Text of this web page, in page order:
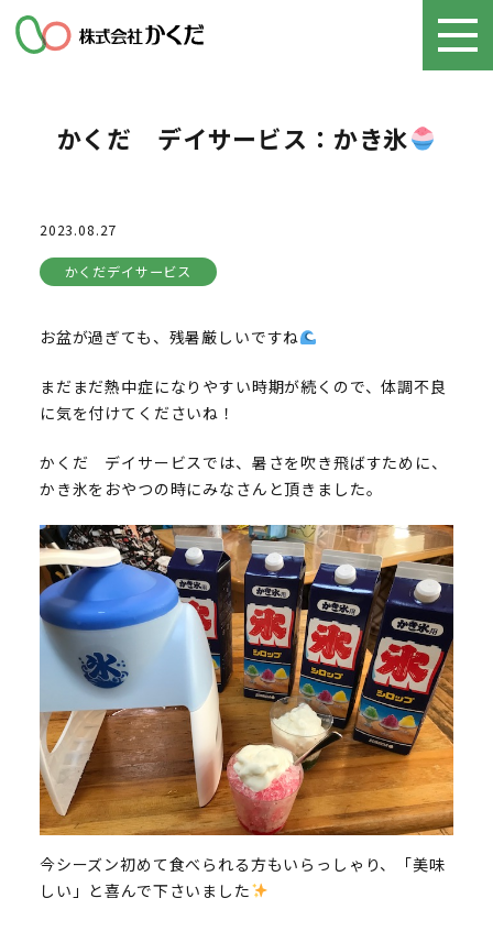
かくだ デイサービス：かき氷
2023.08.27
かくだデイサービス
お盆が過ぎても、残暑厳しいですね
まだまだ熱中症になりやすい時期が続くので、体調不良
に気を付けてくださいね！
かくだ デイサービスでは、暑さを吹き飛ばすために、
かき氷をおやつの時にみなさんと頂きました。
今シーズン初めて食べられる方もいらっしゃり、「美味
しい」と喜んで下さいました